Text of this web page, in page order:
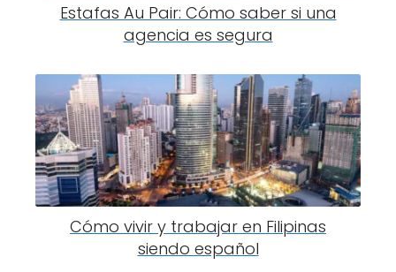
Estafas Au Pair: Cómo saber si una
agencia es segura
Cómo vivir y trabajar en Filipinas
siendo español